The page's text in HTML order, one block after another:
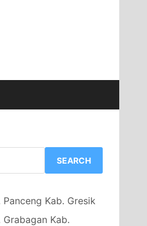
SEARCH
Kab. Gresik
Kab.